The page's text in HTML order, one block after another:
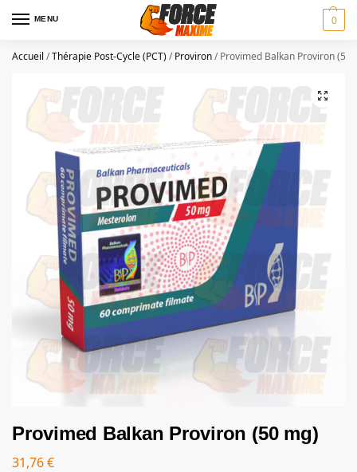
MENU 0
Accueil /Thérapie Post-Cycle (PCT)/Proviron/Provimed Balkan Proviron (50
Provimed Balkan Proviron (50 mg)
31,76€